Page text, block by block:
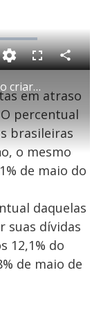
Imposto de Renda: saiba como criar uma reserva de emergência com a grana da restituição
F
l
s
c
e
e
n
C
o
a
r
i
l
a
em atraso
percentual
brasileiras
o mesmo
de maio do
daquelas
suas dívidas
12,1% do
de maio de